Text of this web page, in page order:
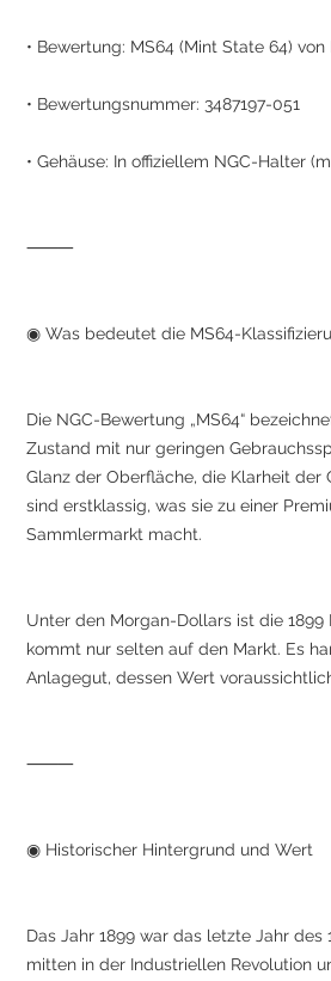
• Bewertung: MS64 (Mint State 64) von
• Bewertungsnummer: 3487197-051
• Gehäuse: In offiziellem NGC-Halter
⸻
◉ Was bedeutet die MS64-
Die NGC-Bewertung „MS64“
Zustand mit nur geringen
Glanz der Oberfläche, die Klarheit der
sind erstklassig, was sie zu einer
Sammlermarkt macht.
Unter den Morgan-Dollars ist die
kommt nur selten auf den Markt. Es
Anlagegut, dessen Wert
⸻
◉ Historischer Hintergrund und Wert
Das Jahr 1899 war das letzte Jahr
mitten in der Industriellen Revolution